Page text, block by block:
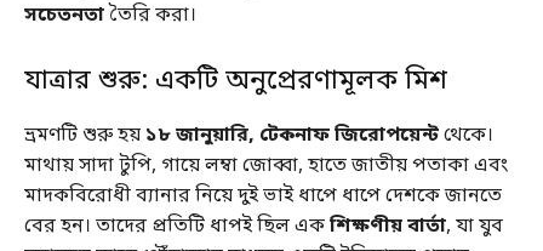
সচেতনতা তৈরি করা।
যাত্রার শুরু: একটি অনুপ্রেরণামূলক মিশ
ভ্রমণটি শুরু হয় ১৮ জানুয়ারি, টেকনাফ জিরোপয়েন্টথেকে।
মাথায় সাদা টুপি, গায়ে লম্বা জোব্বা, হাতে জাতীয় পতাকা এবং
মাদকবিরোধী ব্যানার নিয়ে দুই ভাই ধাপে ধাপে দেশকে জানতে
বের হন। তাদের প্রতিটি ধাপই ছিল একশিক্ষণীয় বার্তা, যা যুব